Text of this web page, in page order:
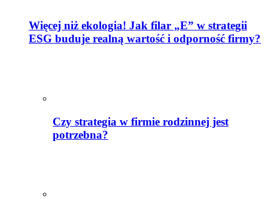
Więcej niż ekologia! Jak filar „E” w strategii
ESG buduje realną wartość i odporność firmy?
Czy strategia w firmie rodzinnej jest
potrzebna?